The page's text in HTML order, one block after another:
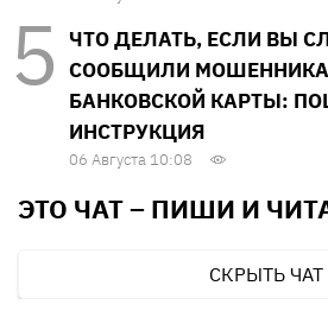
ЧТО ДЕЛАТЬ, ЕСЛИ ВЫ
СООБЩИЛИ
БАНКОВСКОЙ КАРТЫ:
ИНСТРУКЦИЯ
06 Августа 10:08
ЭТО ЧАТ – ПИШИ И
СКРЫТЬ ЧАТ